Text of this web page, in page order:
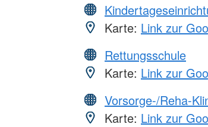
Karte: Link zur
Rettungsschule
Karte: Link zur
Vorsorge-/Reha-
Karte: Link zur